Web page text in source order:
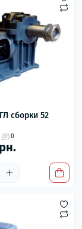
сборки 52
0